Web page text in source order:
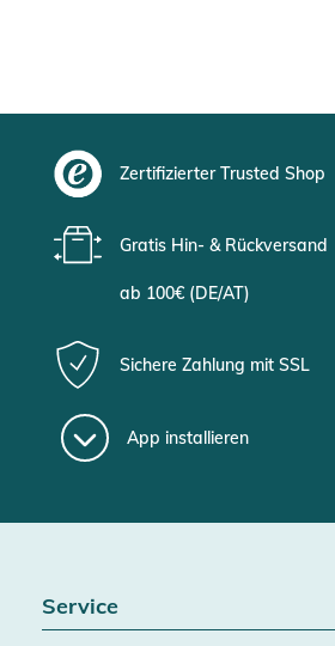
Zertifizierter Trusted Shop
Gratis Hin- & Rückversand
ab 100€ (DE/AT)
Sichere Zahlung mit SSL
App installieren
Service